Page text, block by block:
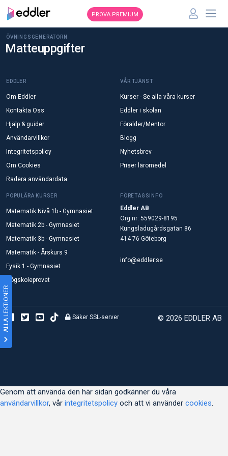
ALLA LEKTIONER
PROVA PREMIUM
ÖVNINGSGENERATORN
Matteuppgifter
EDDLER
Om Eddler
Kontakta Oss
Hjälp & guider
Användarvillkor
Integritetspolicy
Om Cookies
Radera användardata
VÅR TJÄNST
Kurser - Se alla våra kurser
Eddler i skolan
Förälder/Mentor
Blogg
Nyhetsbrev
Priser läromedel
POPULÄRA KURSER
Matematik Nivå 1b - Gymnasiet
Matematik 2b - Gymnasiet
Matematik 3b - Gymnasiet
Matematik - Årskurs 9
Fysik 1 - Gymnasiet
Högskoleprovet
FÖRETAGSINFO
Eddler AB
Org.nr: 559029-8195
Kungsladugårdsgatan 86
414 76 Göteborg
info@eddler.se
© 2026 EDDLER AB
Säker SSL-server
Genom att använda den här sidan godkänner du våra
användarvillkor, vår integritetspolicy och att vi använder cookies.